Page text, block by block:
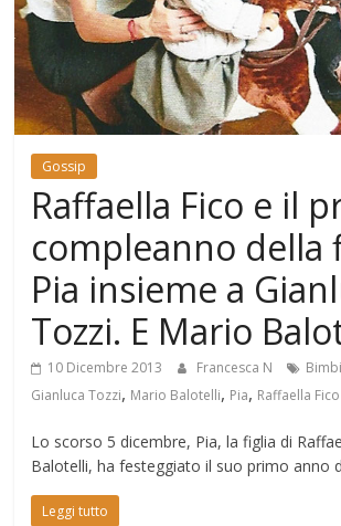
Mondo
Gossip
Raffaella Fico e il
compleanno della
Pia insieme a
Tozzi. E Mario
10 Dicembre 2013 Francesca N
Gianluca Tozzi, Mario Balotelli, Pia, Raffaella Fico
Lo scorso 5 dicembre, Pia, la figlia di
Balotelli, ha festeggiato il suo primo anno
Leggi tutto